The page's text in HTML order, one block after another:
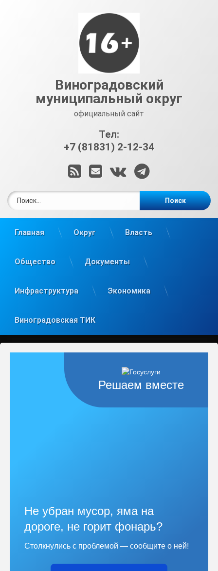
Виноградовский
муниципальный округ
официальный сайт
Тел:
+7 (81831) 2-12-34
RSSE-mailВКонтакте
Telegram
Главная Округ Власть
Общество Документы
Инфраструктура Экономика
Виноградовская ТИК
Решаем вместе
Не убран мусор, яма на
дороге, не горит фонарь?
Столкнулись с проблемой — сообщите о ней!